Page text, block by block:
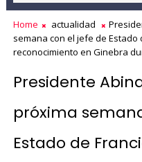
Home actualidad
semana con el jefe de Estado
reconocimiento en Ginebra
Presidente
próxima
Estado de